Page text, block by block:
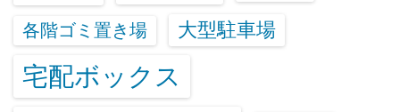
各階ゴミ置き場 大型駐車場
宅配ボックス